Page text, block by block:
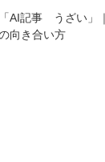
「AI記事 うざい」
向き合い方